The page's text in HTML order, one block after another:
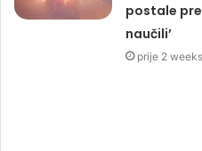
postale
naučili’
prije 2 weeks